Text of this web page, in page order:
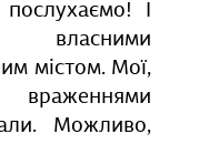
І
містом. Мої,
Можливо,